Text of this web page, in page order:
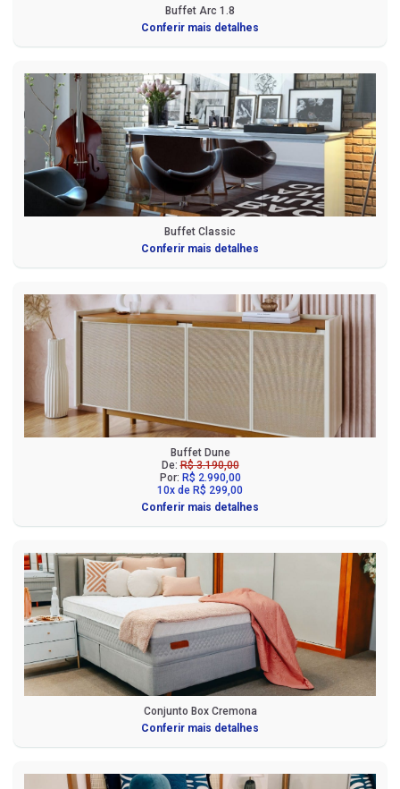
Buffet Arc 1.8
Conferir mais detalhes
Buffet Classic
Conferir mais detalhes
Buffet Dune
De:R$ 3.190,00
Por: R$ 2.990,00
10x de R$ 299,00
Conferir mais detalhes
Conjunto Box Cremona
Conferir mais detalhes